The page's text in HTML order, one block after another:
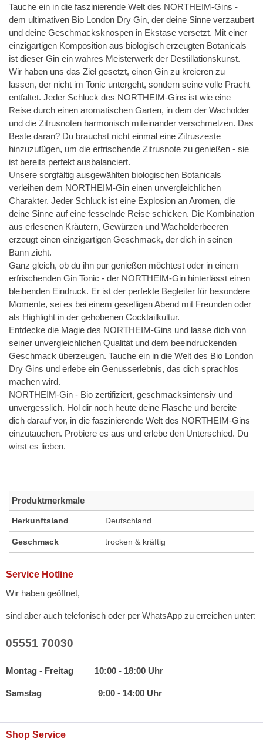
Tauche ein in die faszinierende Welt des NORTHEIM-Gins -
dem ultimativen Bio London Dry Gin, der deine Sinne verzaubert
und deine Geschmacksknospen in Ekstase versetzt. Mit einer
einzigartigen Komposition aus biologisch erzeugten Botanicals
ist dieser Gin ein wahres Meisterwerk der Destillationskunst.
Wir haben uns das Ziel gesetzt, einen Gin zu kreieren zu
lassen, der nicht im Tonic untergeht, sondern seine volle Pracht
entfaltet. Jeder Schluck des NORTHEIM-Gins ist wie eine
Reise durch einen aromatischen Garten, in dem der Wacholder
und die Zitrusnoten harmonisch miteinander verschmelzen. Das
Beste daran? Du brauchst nicht einmal eine Zitruszeste
hinzuzufügen, um die erfrischende Zitrusnote zu genießen - sie
ist bereits perfekt ausbalanciert.
Unsere sorgfältig ausgewählten biologischen Botanicals
verleihen dem NORTHEIM-Gin einen unvergleichlichen
Charakter. Jeder Schluck ist eine Explosion an Aromen, die
deine Sinne auf eine fesselnde Reise schicken. Die Kombination
aus erlesenen Kräutern, Gewürzen und Wacholderbeeren
erzeugt einen einzigartigen Geschmack, der dich in seinen
Bann zieht.
Ganz gleich, ob du ihn pur genießen möchtest oder in einem
erfrischenden Gin Tonic - der NORTHEIM-Gin hinterlässt einen
bleibenden Eindruck. Er ist der perfekte Begleiter für besondere
Momente, sei es bei einem geselligen Abend mit Freunden oder
als Highlight in der gehobenen Cocktailkultur.
Entdecke die Magie des NORTHEIM-Gins und lasse dich von
seiner unvergleichlichen Qualität und dem beeindruckenden
Geschmack überzeugen. Tauche ein in die Welt des Bio London
Dry Gins und erlebe ein Genusserlebnis, das dich sprachlos
machen wird.
NORTHEIM-Gin - Bio zertifiziert, geschmacksintensiv und
unvergesslich. Hol dir noch heute deine Flasche und bereite
dich darauf vor, in die faszinierende Welt des NORTHEIM-Gins
einzutauchen. Probiere es aus und erlebe den Unterschied. Du
wirst es lieben.
Produktmerkmale
Herkunftsland Deutschland
Geschmack trocken & kräftig
Service Hotline
Wir haben geöffnet,
sind aber auch telefonisch oder per WhatsApp zu erreichen unter:
05551 70030
Montag - Freitag 10:00 - 18:00 Uhr
Samstag 9:00 - 14:00 Uhr
Shop Service